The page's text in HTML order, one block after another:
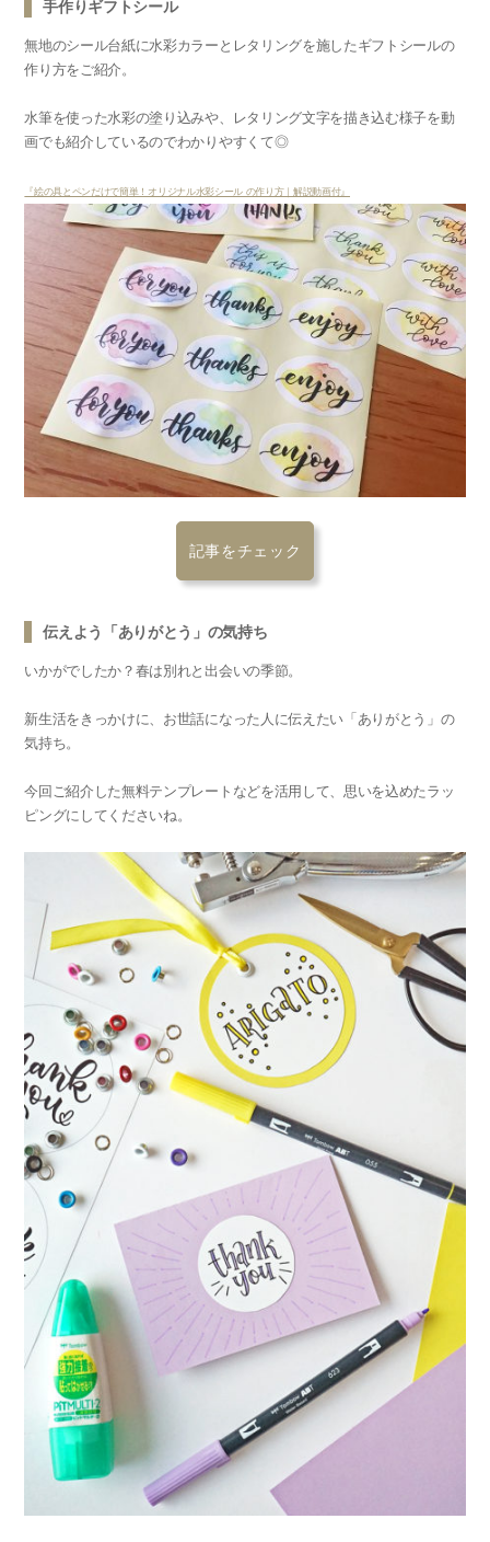
手作りギフトシール
無地のシール台紙に水彩カラーとレタリングを施したギフトシールの
作り方をご紹介。
水筆を使った水彩の塗り込みや、レタリング文字を描き込む様子を動
画でも紹介しているのでわかりやすくて◎
『絵の具とペンだけで簡単！オリジナル水彩シール の作り方｜解説動画付』
記事をチェック
伝えよう「ありがとう」の気持ち
いかがでしたか？春は別れと出会いの季節。
新生活をきっかけに、お世話になった人に伝えたい「ありがとう」の
気持ち。
今回ご紹介した無料テンプレートなどを活用して、思いを込めたラッ
ピングにしてくださいね。